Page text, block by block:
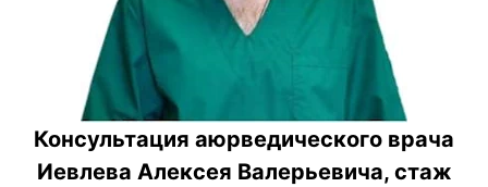
Консультация аюрведического врача
Иевлева Алексея Валерьевича, стаж